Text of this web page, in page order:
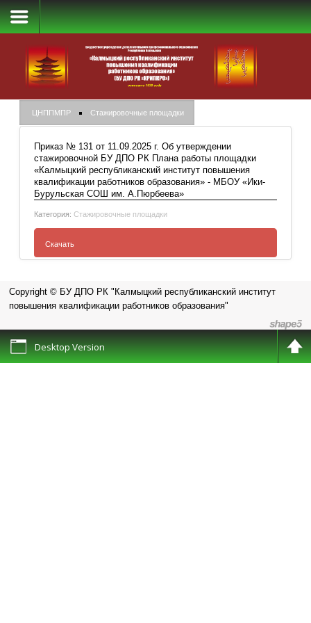
Стажировочные площадки
ЦНППМПР Стажировочные площадки
Приказ № 131 от 11.09.2025 г. Об утверждении
стажировочной БУ ДПО РК Плана работы площадки
«Калмыцкий республиканский институт повышения
квалификации работников образования» - МБОУ «Ики-
Бурульская СОШ им. А.Пюрбеева»
Категория:Стажировочные площадки
Скачать
Приказ № 131 от 11.09.2025 г. Об утверждении
стажировочной БУ ДПО РК Плана работы площадки
республиканский институт повышения квалификации
Copyright © БУ ДПО РК "Калмыцкий республиканский институт
повышения квалификации работников образования"
Desktop Version